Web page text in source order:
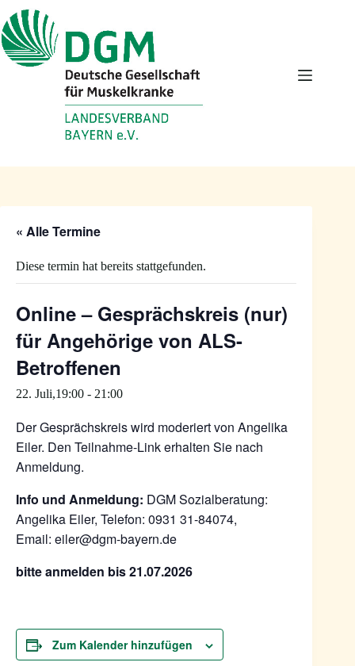
Inhalt
springen
« Alle Termine
Diese termin hat bereits stattgefunden.
Online – Gesprächskreis (nur)
für Angehörige von ALS-
Betroffenen
22. Juli,19:00 - 21:00
Der Gesprächskreis wird moderiert von Angelika
Eiler. Den Teilnahme-Link erhalten Sie nach
Anmeldung.
Info und Anmeldung: DGM Sozialberatung:
Angelika Eiler, Telefon: 0931 31-84074,
Email: eiler@dgm-bayern.de
bitte anmelden bis 21.07.2026
Zum Kalender hinzufügen